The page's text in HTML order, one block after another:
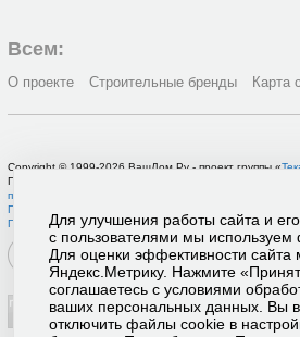
Всем:
О проекте Строительные бренды Карта
Copyright © 1999-2026 ВашДом.Ру - проект группы «
По вопросам связанным с работой портала вы можете
поддержки
Политика в отношении обработки персональных
Пользовательское соглашение
Для улучшения работы сайта и
с пользователями мы используем
Для оценки эффективности сайта
Яндекс.Метрику. Нажмите
соглашаетесь с условиями
ваших персональных данных. Вы
отключить файлы cookie в